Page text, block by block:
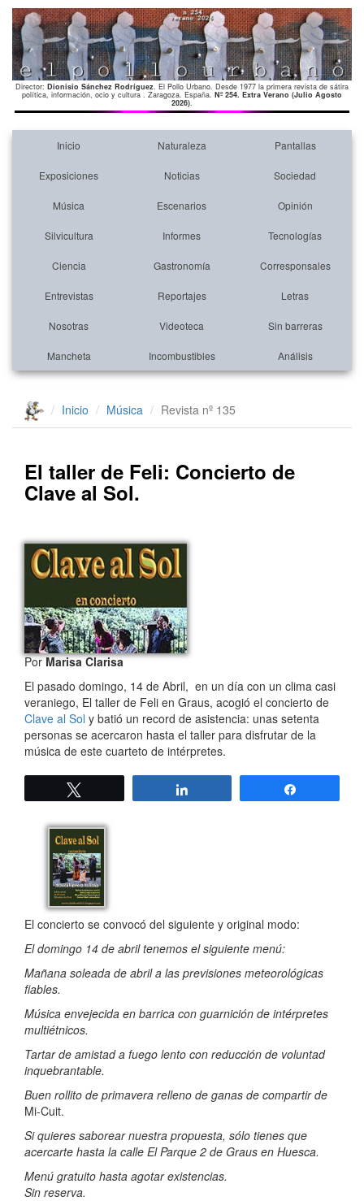
Director: Dionisio Sánchez Rodríguez. El Pollo Urbano. Desde 1977 la primera revista de sátira
política, información, ocio y cultura . Zaragoza. España. Nº 254. Extra Verano (Julio Agosto
2026).
Inicio Naturaleza Pantallas
Exposiciones Noticias Sociedad
Música Escenarios Opinión
Silvicultura Informes Tecnologías
Ciencia Gastronomía Corresponsales
Entrevistas Reportajes Letras
Nosotras Videoteca Sin barreras
Mancheta Incombustibles Análisis
Inicio Música Revista nº 135
El taller de Feli: Concierto de
Clave al Sol.
PorMarisa Clarisa
El pasado domingo, 14 de Abril, en un día con un clima casi
veraniego, El taller de Feli en Graus, acogió el concierto de
Clave al Sol y batió un record de asistencia: unas setenta
personas se acercaron hasta el taller para disfrutar de la
música de este cuarteto de intérpretes.
El concierto se convocó del siguiente y original modo:
El domingo 14 de abril tenemos el siguiente menú:
Mañana soleada de abril a las previsiones meteorológicas
fiables.
Música envejecida en barrica con guarnición de intérpretes
multiétnicos.
Tartar de amistad a fuego lento con reducción de voluntad
inquebrantable.
Buen rollito de primavera relleno de ganas de compartir de
Mi-Cuit.
Si quieres saborear nuestra propuesta, sólo tienes que
acercarte hasta la calle El Parque 2 de Graus en Huesca.
Menú gratuito hasta agotar existencias.
Sin reserva.